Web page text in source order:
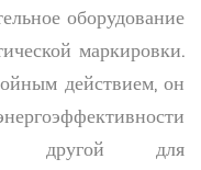
оборудование
маркировки.
действием, он
другой для